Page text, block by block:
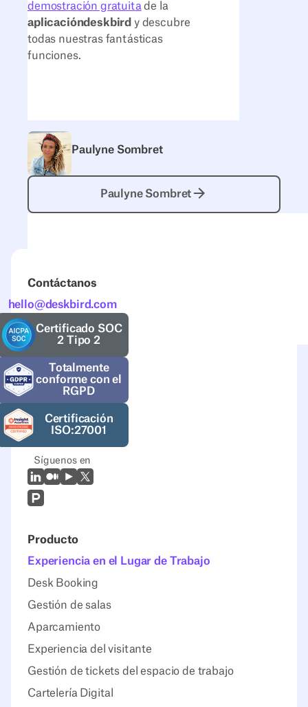
demostración gratuita de la
aplicacióndeskbird y descubre
todas nuestras fantásticas
funciones.
Paulyne Sombret
Paulyne Sombret
Contáctanos
hello@deskbird.com
Certificado SOC
2 Tipo 2
Totalmente
conforme con el
RGPD
Certificación
ISO:27001
Síguenos en
LinkedIn
Mediano
YoutubeX (Twitter)
Prodcut Hunt
Producto
Experiencia en el Lugar de Trabajo
Desk Booking
Gestión de salas
Aparcamiento
Experiencia del visitante
Gestión de tickets del espacio de trabajo
Cartelería Digital